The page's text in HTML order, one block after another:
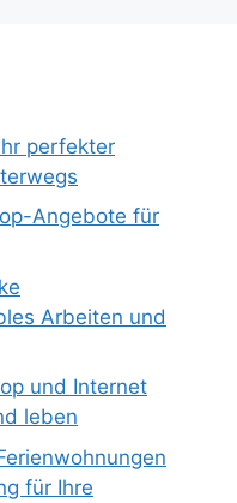
perfekter
Angebote für
Arbeiten und
und Internet
leben
für Ihre